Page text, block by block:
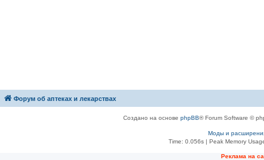
Форум об аптеках и лекарствах
Создано на основе phpBB® Forum Software ©
Моды и
Time: 0.056s| Peak Memory
Рeклама на